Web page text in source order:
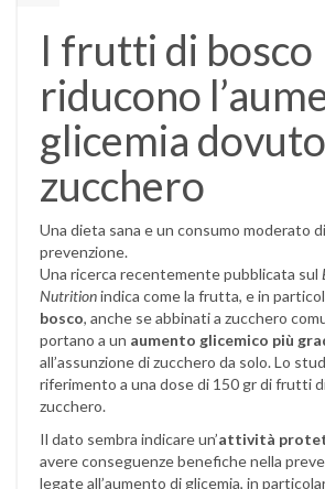
I frutti di bosco
riducono
glicemia
zucchero
Una dieta sana e un consumo moderato
prevenzione.
Una ricerca recentemente pubblicata sul
Nutritionindica come la frutta, e in
bosco, anche se abbinati a zucchero
portano a un aumento glicemico più
all’assunzione di zucchero da solo. Lo
riferimento a una dose di 150 gr di frutti
zucchero.
Il dato sembra indicare un’attività
avere conseguenze benefiche nella
legate all’aumento di glicemia, in